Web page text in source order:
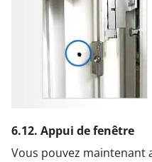
6.12. Appui de fenêtre
Vous pouvez